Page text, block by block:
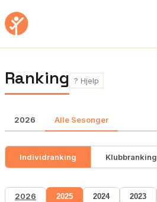
Ranking ? Hjelp
2026 Alle Sesonger
Individranking Klubbranking
2026 2025 2024 2023